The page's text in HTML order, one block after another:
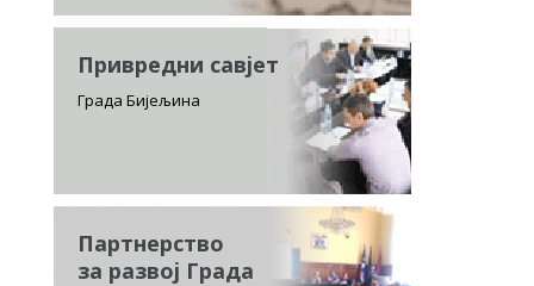
Привредни савјет
Града Бијељина
Партнерство
за развој Града